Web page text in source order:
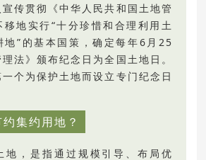
传贯彻《中华人 民共和国土地管
移地实行“十分珍惜和合理利用土
地”的基本国策，确定每年6月25
法》颁布纪念日为全国土地日。
个 为保护土地而设立专门纪念日
集约用地？
地，是指通过规模引导、布局优